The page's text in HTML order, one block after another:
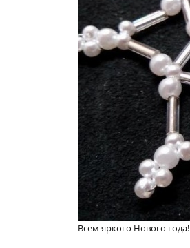
Всем яркого Нового года!